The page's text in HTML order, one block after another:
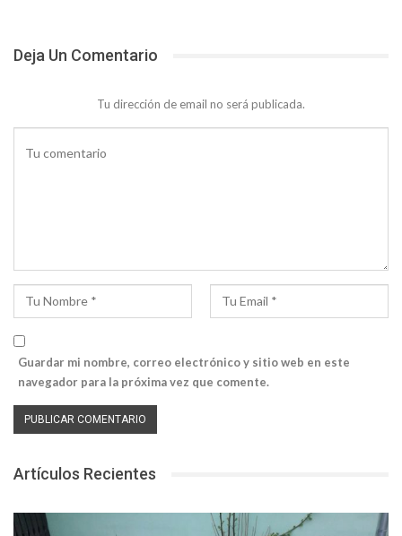
Deja Un Comentario
Tu dirección de email no será publicada.
Guardar mi nombre, correo electrónico y sitio web en este
navegador para la próxima vez que comente.
Artículos Recientes